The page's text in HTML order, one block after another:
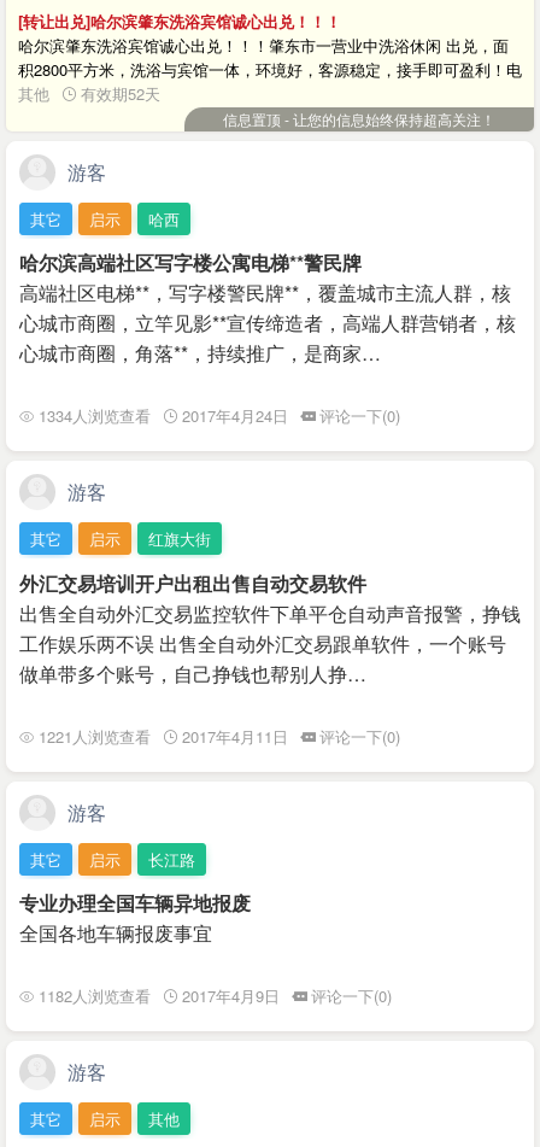
车方便，因个人原因年纪小实在无心经营，有需要可随时
联系，详细可谈
[转让出兑]哈尔滨肇东洗浴宾馆诚心出兑！！！
哈尔滨肇东洗浴宾馆诚心出兑！！！肇东市一营业中洗浴休闲 出兑，面
积2800平方米，洗浴与宾馆一体，环境好，客源稳定，接手即可盈利！电
话15663517567，非诚勿扰！
其他 有效期52天
信息置顶 - 让您的信息始终保持超高关注！
游客
其它 启示 哈西
哈尔滨高端社区写字楼公寓电梯**警民牌
高端社区电梯**，写字楼警民牌**，覆盖城市主流人群，核
心城市商圈，立竿见影**宣传缔造者，高端人群营销者，核
心城市商圈，角落**，持续推广，是商家…
1334人浏览查看 2017年4月24日 评论一下(0)
游客
其它 启示 红旗大街
外汇交易培训开户出租出售自动交易软件
出售全自动外汇交易监控软件下单平仓自动声音报警，挣钱
工作娱乐两不误 出售全自动外汇交易跟单软件，一个账号
做单带多个账号，自己挣钱也帮别人挣…
1221人浏览查看 2017年4月11日 评论一下(0)
游客
其它 启示 长江路
专业办理全国车辆异地报废
全国各地车辆报废事宜
1182人浏览查看 2017年4月9日 评论一下(0)
游客
其它 启示 其他